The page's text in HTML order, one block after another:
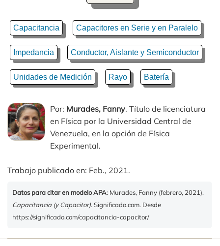
Capacitancia Capacitores en Serie y en Paralelo
Impedancia Conductor, Aislante y Semiconductor
Unidades de Medición Rayo Batería
Por: Murades, Fanny. Título de licenciatura
en Física por la Universidad Central de
Venezuela, en la opción de Física
Experimental.
Trabajo publicado en: Feb., 2021.
Datos para citar en modelo APA: Murades, Fanny (febrero, 2021).
Capacitancia (y Capacitor). Significado.com. Desde
https://significado.com/capacitancia-capacitor/